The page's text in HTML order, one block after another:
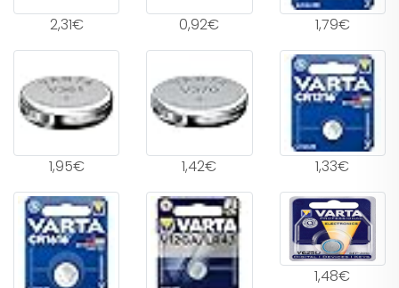
2,31€ 0,92€ 1,79€
1,95€ 1,42€ 1,33€
1,48€